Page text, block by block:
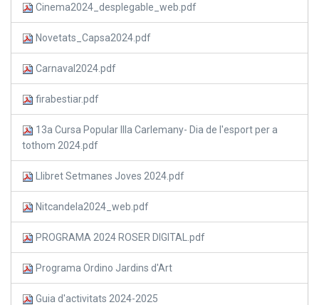
Cinema2024_desplegable_web.pdf
Novetats_Capsa2024.pdf
Carnaval2024.pdf
firabestiar.pdf
13a Cursa Popular Illa Carlemany- Dia de l'esport per a
tothom 2024.pdf
Llibret Setmanes Joves 2024.pdf
Nitcandela2024_web.pdf
PROGRAMA 2024 ROSER DIGITAL.pdf
Programa Ordino Jardins d'Art
Guia d'activitats 2024-2025